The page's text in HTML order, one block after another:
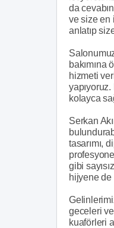
da
ve size en
anlatıp
bakımına
hizmeti
kolayca
Serkan
tasarımı,
gibi
hijyene
geceleri
kuaförleri